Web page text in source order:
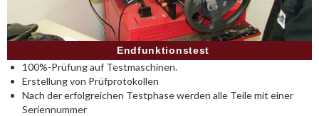
Endfunktionstest
100%-Prüfung auf Testmaschinen.
Erstellung von Prüfprotokollen
Nach der erfolgreichen Testphase werden alle Teile mit einer
Seriennummer